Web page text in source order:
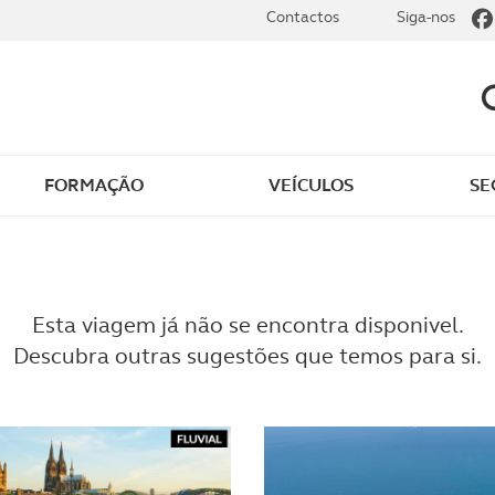
Golfe
FORMAÇÃO VEÍCULOS
Contactos Siga-nos
Esta viagem já não se encontra disponivel.
Descubra outras sugestões que temos para si.